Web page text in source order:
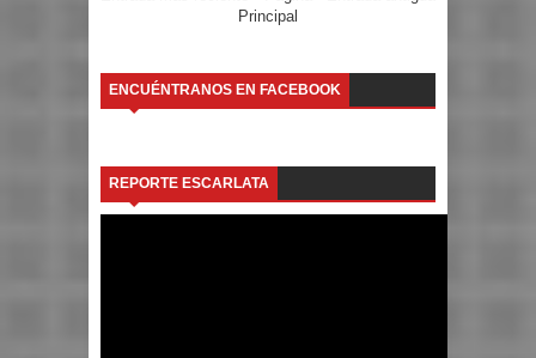
Principal
ENCUÉNTRANOS EN FACEBOOK
REPORTE ESCARLATA